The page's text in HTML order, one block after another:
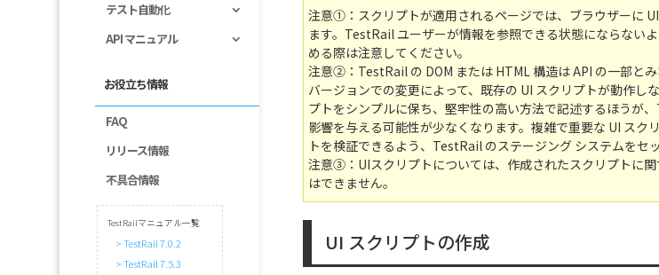
テスト自動化
API マニュアル
お役立ち情報
FAQ
リリース情報
不具合情報
TestRailマニュアル一覧
> TestRail 7.0.2
> TestRail 7.5.3
注意①：スクリプトが適用されるページでは、ブラウザーに
ます。TestRail ユーザーが情報を参照できる状態にならない
める際は注意してください。
注意②：TestRail の DOM または HTML 構造は API の一部と
バージョンでの変更によって、既存の UI スクリプトが動作し
プトをシンプルに保ち、堅牢性の高い方法で記述するほうが
影響を与える可能性が少なくなります。複雑で重要な UI スク
トを検証できるよう、TestRail のステージング システムをセ
注意③：UIスクリプトについては、作成されたスクリプトに
はできません。
UI スクリプトの作成